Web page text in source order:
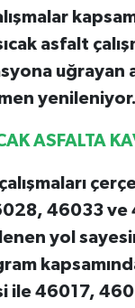
asfalt
uğrayan
yenileniyor.
ASFALTA
46033 ve
yol
ile 46017,